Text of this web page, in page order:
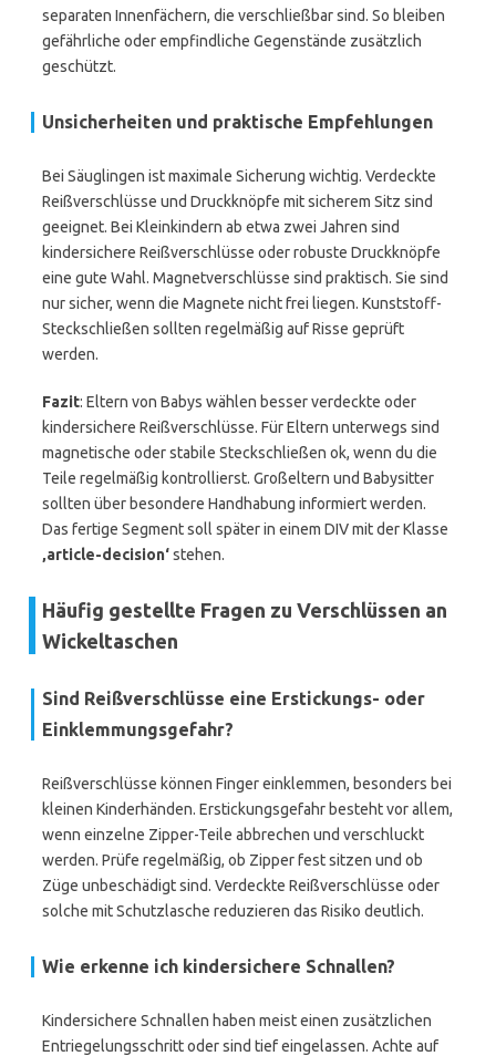
separaten Innenfächern, die verschließbar sind. So bleiben
gefährliche oder empfindliche Gegenstände zusätzlich
geschützt.
Unsicherheiten und praktische Empfehlungen
Bei Säuglingen ist maximale Sicherung wichtig. Verdeckte
Reißverschlüsse und Druckknöpfe mit sicherem Sitz sind
geeignet. Bei Kleinkindern ab etwa zwei Jahren sind
kindersichere Reißverschlüsse oder robuste Druckknöpfe
eine gute Wahl. Magnetverschlüsse sind praktisch. Sie sind
nur sicher, wenn die Magnete nicht frei liegen. Kunststoff-
Steckschließen sollten regelmäßig auf Risse geprüft
werden.
Fazit: Eltern von Babys wählen besser verdeckte oder
kindersichere Reißverschlüsse. Für Eltern unterwegs sind
magnetische oder stabile Steckschließen ok, wenn du die
Teile regelmäßig kontrollierst. Großeltern und Babysitter
sollten über besondere Handhabung informiert werden.
Das fertige Segment soll später in einem DIV mit der Klasse
‚article-decision‘stehen.
Häufig gestellte Fragen zu Verschlüssen an
Wickeltaschen
Sind Reißverschlüsse eine Erstickungs- oder
Einklemmungsgefahr?
Reißverschlüsse können Finger einklemmen, besonders bei
kleinen Kinderhänden. Erstickungsgefahr besteht vor allem,
wenn einzelne Zipper-Teile abbrechen und verschluckt
werden. Prüfe regelmäßig, ob Zipper fest sitzen und ob
Züge unbeschädigt sind. Verdeckte Reißverschlüsse oder
solche mit Schutzlasche reduzieren das Risiko deutlich.
Wie erkenne ich kindersichere Schnallen?
Kindersichere Schnallen haben meist einen zusätzlichen
Entriegelungsschritt oder sind tief eingelassen. Achte auf